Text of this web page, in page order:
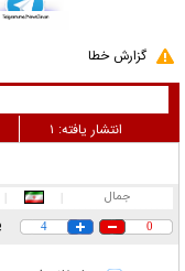
گزارش خطا
انتشار یافته: ۱
جمال
0
4